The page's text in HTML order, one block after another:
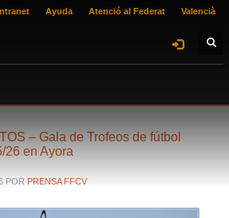
Ayuda Atenció al Federat Valencià
– Gala de Trofeos de fútbol
26 en Ayora
POR PRENSA FFCV